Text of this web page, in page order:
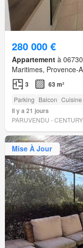
280 000 €
Appartement à
Maritimes, Provence-
3 63 m²
Parking Balcon
Il y a 21 jours
PARUVENDU -
Mise À Jour